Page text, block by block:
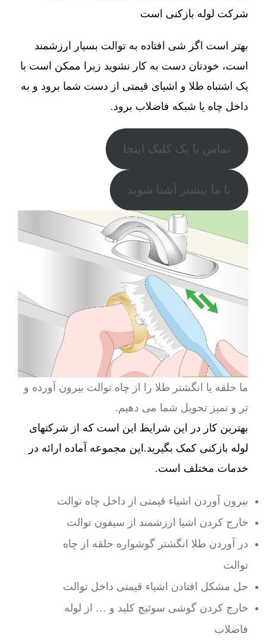
شرکت لوله بازکنی است
بهتر است اگر شی افتاده به توالت بسیار ارزشمند
است، خودتان دست به کار نشوید زیرا ممکن است با
یک اشتباه طلا و اشیای قیمتی از دست شما برود و به
داخل چاه یا شبکه فاضلاب برود.
تماس با یک کلیک اینجا
با ما بیشتر آشنا شوید
ما حلقه یا انگشتر طلا را از چاه توالت بیرون آورده و
تر و تمیز تحویل شما می دهیم.
بهترین کار در این شرایط این است که از شرکتهای
لوله بازکنی کمک بگیرید.این مجموعه آماده ارائه در
خدمات مختلف است.
بیرون آوردن اشیاء قیمتی از داخل چاه توالت
خارج کردن اشیا ارزشمند از سیفون توالت
در آوردن طلا انگشتر گوشواره حلقه از چاه
توالت
حل مشکل افتادن اشیاء قیمتی داخل توالت
خارج کردن گوشی سوئیچ کلید و … از لوله
فاضلاب